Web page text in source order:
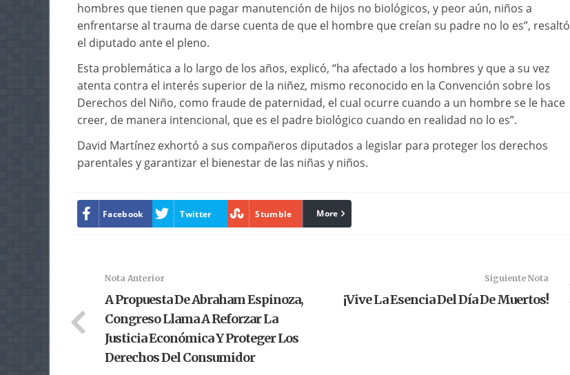
hombres que tienen que pagar manutención de hijos no biológicos, y peor aún, niños a
enfrentarse al trauma de darse cuenta de que el hombre que creían su padre no lo es”, resaltó
el diputado ante el pleno.
Esta problemática a lo largo de los años, explicó, “ha afectado a los hombres y que a su vez
atenta contra el interés superior de la niñez, mismo reconocido en la Convención sobre los
Derechos del Niño, como fraude de paternidad, el cual ocurre cuando a un hombre se le hace
creer, de manera intencional, que es el padre biológico cuando en realidad no lo es”.
David Martínez exhortó a sus compañeros diputados a legislar para proteger los derechos
parentales y garantizar el bienestar de las niñas y niños.
Facebook Twitter Stumble linkedin
More
Nota Anterior
A Propuesta De Abraham Espinoza,
Congreso Llama A Reforzar La
Justicia Económica Y Proteger Los
Derechos Del Consumidor
Siguiente Nota
¡Vive La Esencia Del Día De Muertos!